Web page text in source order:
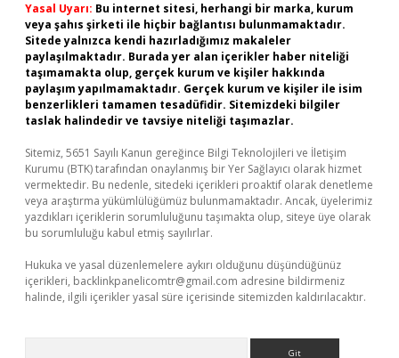
Yasal Uyarı: Bu internet sitesi, herhangi bir marka, kurum
veya şahıs şirketi ile hiçbir bağlantısı bulunmamaktadır.
Sitede yalnızca kendi hazırladığımız makaleler
paylaşılmaktadır. Burada yer alan içerikler haber niteliği
taşımamakta olup, gerçek kurum ve kişiler hakkında
paylaşım yapılmamaktadır. Gerçek kurum ve kişiler ile isim
benzerlikleri tamamen tesadüfidir. Sitemizdeki bilgiler
taslak halindedir ve tavsiye niteliği taşımazlar.
Sitemiz, 5651 Sayılı Kanun gereğince Bilgi Teknolojileri ve İletişim
Kurumu (BTK) tarafından onaylanmış bir Yer Sağlayıcı olarak hizmet
vermektedir. Bu nedenle, sitedeki içerikleri proaktif olarak denetleme
veya araştırma yükümlülüğümüz bulunmamaktadır. Ancak, üyelerimiz
yazdıkları içeriklerin sorumluluğunu taşımakta olup, siteye üye olarak
bu sorumluluğu kabul etmiş sayılırlar.
Hukuka ve yasal düzenlemelere aykırı olduğunu düşündüğünüz
içerikleri, backlinkpanelicomtr@gmail.com adresine bildirmeniz
halinde, ilgili içerikler yasal süre içerisinde sitemizden kaldırılacaktır.